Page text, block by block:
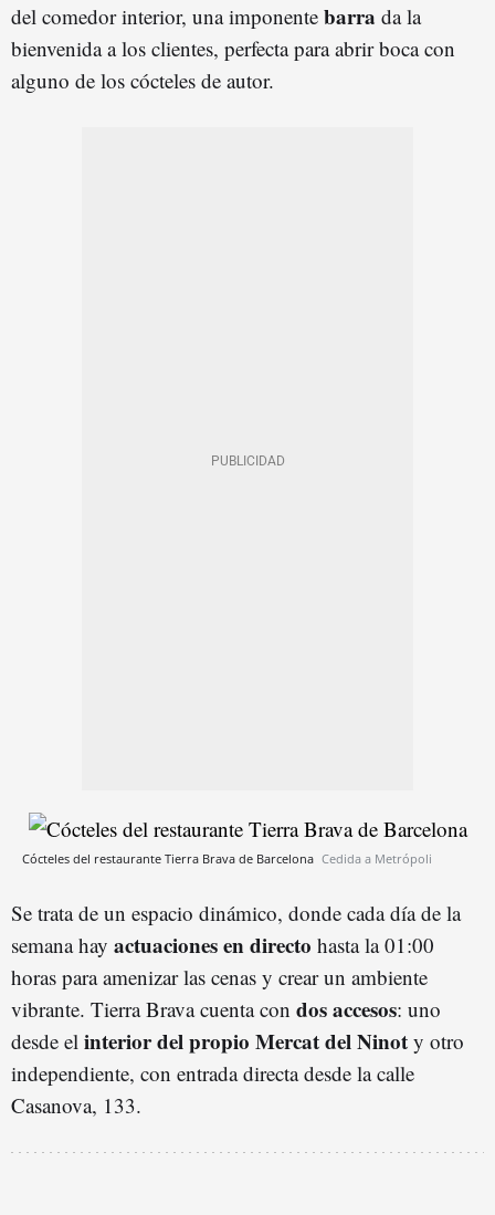
del comedor interior, una imponente barra da la
bienvenida a los clientes, perfecta para abrir boca con
alguno de los cócteles de autor.
Cócteles del restaurante Tierra Brava de Barcelona Cedida a Metrópoli
Se trata de un espacio dinámico, donde cada día de la
semana hay actuaciones en directo hasta la 01:00
horas para amenizar las cenas y crear un ambiente
vibrante. Tierra Brava cuenta con dos accesos: uno
desde el interior del propio Mercat del Ninot y otro
independiente, con entrada directa desde la calle
Casanova, 133.